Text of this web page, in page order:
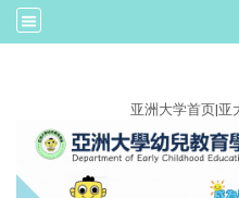
亚洲大学首页|亚